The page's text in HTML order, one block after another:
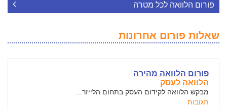
פורום הלוואה לכל מטרה
שאלות פורום אחרונות
פורום הלוואה מהירה
הלוואה לעסק
מבקש הלוואה לקידום העסק בתחום הלייזר...
תגובות